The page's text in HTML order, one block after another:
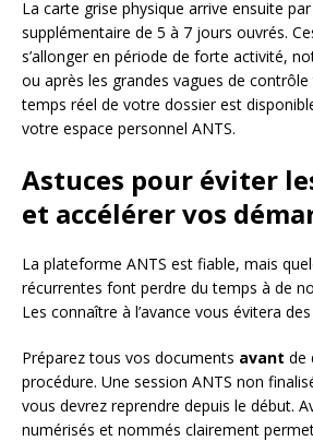
La carte grise physique arrive ensuite
supplémentaire de 5 à 7 jours ouvrés.
s’allonger en période de forte activité,
ou après les grandes vagues de contrôle
temps réel de votre dossier est
votre espace personnel ANTS.
Astuces pour éviter
et accélérer vos
La plateforme ANTS est fiable, mais
récurrentes font perdre du temps à de
Les connaître à l’avance vous évitera
Préparez tous vos documents avant de
procédure. Une session ANTS non
vous devrez reprendre depuis le début.
numérisés et nommés clairement permet